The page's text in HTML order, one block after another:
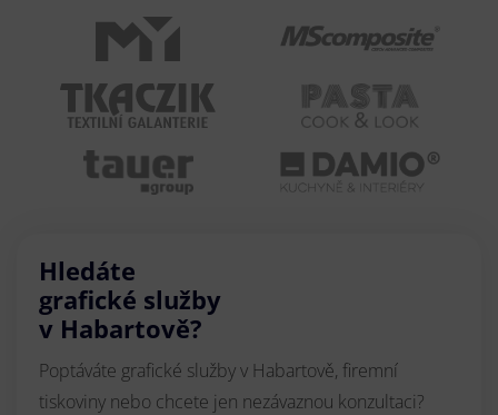
Hledáte
grafické služby
v Habartově?
Poptáváte grafické služby v Habartově, firemní
tiskoviny nebo chcete jen nezávaznou konzultaci?